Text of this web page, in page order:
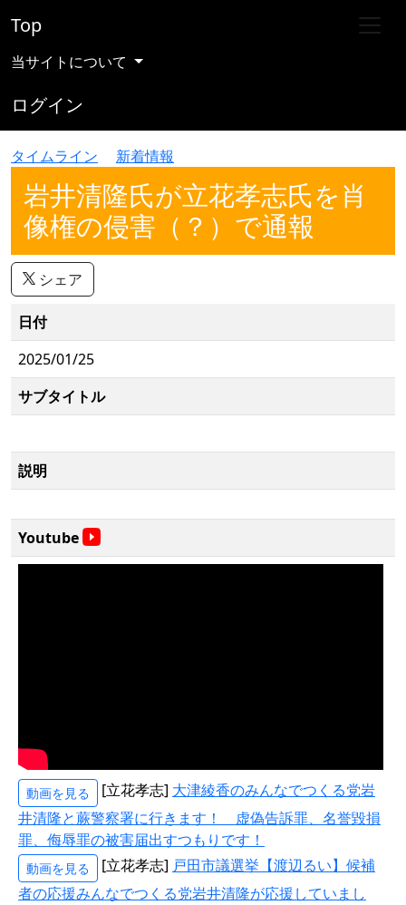
Top
当サイトについて
ログイン
タイムライン 新着情報
岩井清隆氏が立花孝志氏を肖
像権の侵害（？）で通報
シェア
日付
2025/01/25
サブタイトル
説明
Youtube
動画を見る [立花孝志] 大津綾香のみんなでつくる党岩
井清隆と蕨警察署に行きます！ 虚偽告訴罪、名誉毀損
罪、侮辱罪の被害届出すつもりです！
動画を見る [立花孝志] 戸田市議選挙【渡辺るい】候補
者の応援みんなでつくる党岩井清隆が応援していまし